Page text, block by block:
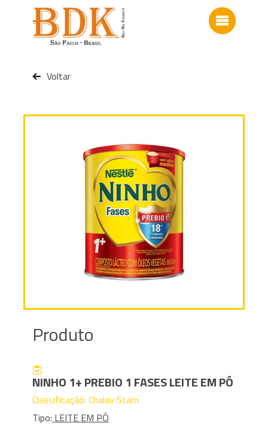
Voltar
Produto
NINHO 1+ PREBIO 1 FASES LEITE EM PÓ
Classificação: Chalav Stam
Tipo: LEITE EM PÓ